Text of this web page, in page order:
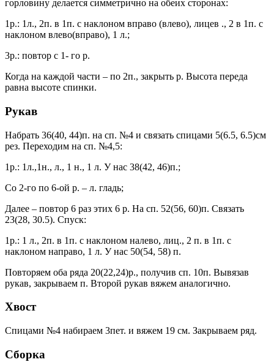
горловину делается симметрично на обеих сторонах:
1р.: 1л., 2п. в 1п. с наклоном вправо (влево), лицев ., 2 в 1п. с
наклоном влево(вправо), 1 л.;
3р.: повтор с 1- го р.
Когда на каждой части – по 2п., закрыть р. Высота переда
равна высоте спинки.
Рукав
Набрать 36(40, 44)п. на сп. №4 и связать спицами 5(6.5, 6.5)см
рез. Переходим на сп. №4,5:
1р.: 1л.,1н., л., 1 н., 1 л. У нас 38(42, 46)п.;
Со 2-го по 6-ой р. – л. гладь;
Далее – повтор 6 раз этих 6 р. На сп. 52(56, 60)п. Связать
23(28, 30.5). Спуск:
1р.: 1 л., 2п. в 1п. с наклоном налево, лиц., 2 п. в 1п. с
наклоном направо, 1 л. У нас 50(54, 58) п.
Повторяем оба ряда 20(22,24)р., получив сп. 10п. Вывязав
рукав, закрываем п. Второй рукав вяжем аналогично.
Хвост
Спицами №4 набираем 3пет. и вяжем 19 см. Закрываем ряд.
Сборка